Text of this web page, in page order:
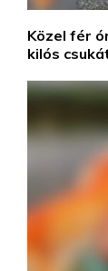
Közel fér
kilós